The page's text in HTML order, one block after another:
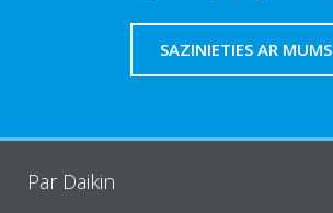
SAZINIETIES AR MUMS
Par Daikin